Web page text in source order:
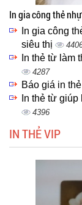
In gia công thẻ
In gia công
siêu thị
In thẻ từ làm
4287
Báo giá in
In thẻ từ
4396
IN THẺ VIP